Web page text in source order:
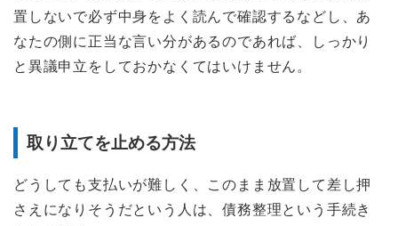
置しないで必ず中身をよく読んで確認するなどし、あ
なたの側に正当な言い分があるのであれば、しっかり
と異議申立をしておかなくてはいけません。
取り立てを止める方法
どうしても支払いが難しく、このまま放置して差し押
さえになりそうだという人は、債務整理という手続き